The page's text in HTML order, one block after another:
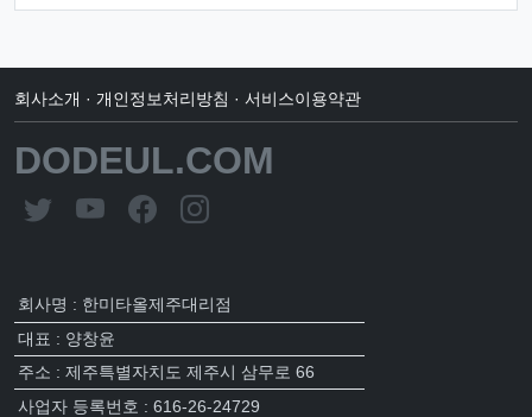
회사소개 · 개인정보처리방침 · 서비스이용약관
DODEUL.COM
회사명 : 한미타올제주대리점
대표 : 양창윤
주소 : 제주특별자치도 제주시 삼무로 66
사업자 등록번호 : 616-26-24729